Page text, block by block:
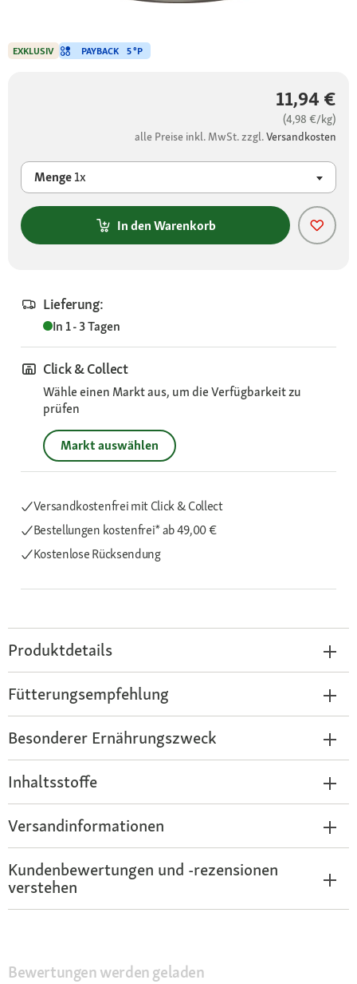
11,94 €
(4,98 €/kg)
alle Preise inkl. MwSt. zzgl.Versandkosten
Menge1x
In den Warenkorb
Lieferung:
In 1 - 3 Tagen
Click & Collect
Wähle einen Markt aus, um die Verfügbarkeit zu
prüfen
Markt auswählen
Versandkostenfrei mit Click & Collect
Bestellungen kostenfrei*ab 49,00 €
Kostenlose Rücksendung
EXKLUSIV PAYBACK 5 °P
Produktdetails
Fütterungsempfehlung
Besonderer Ernährungszweck
Inhaltsstoffe
Versandinformationen
Kundenbewertungen und -rezensionen
verstehen
Bewertungen werden geladen